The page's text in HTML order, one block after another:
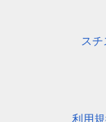
ス
利用